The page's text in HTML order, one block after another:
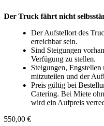
Der Truck fährt nicht
Der Aufstellort des
erreichbar sein.
Sind Steigungen
Verfügung zu stellen.
Steigungen,
mitzuteilen und der
Preis gültig bei
Catering. Bei Miete
wird ein Aufpreis
550,00 €